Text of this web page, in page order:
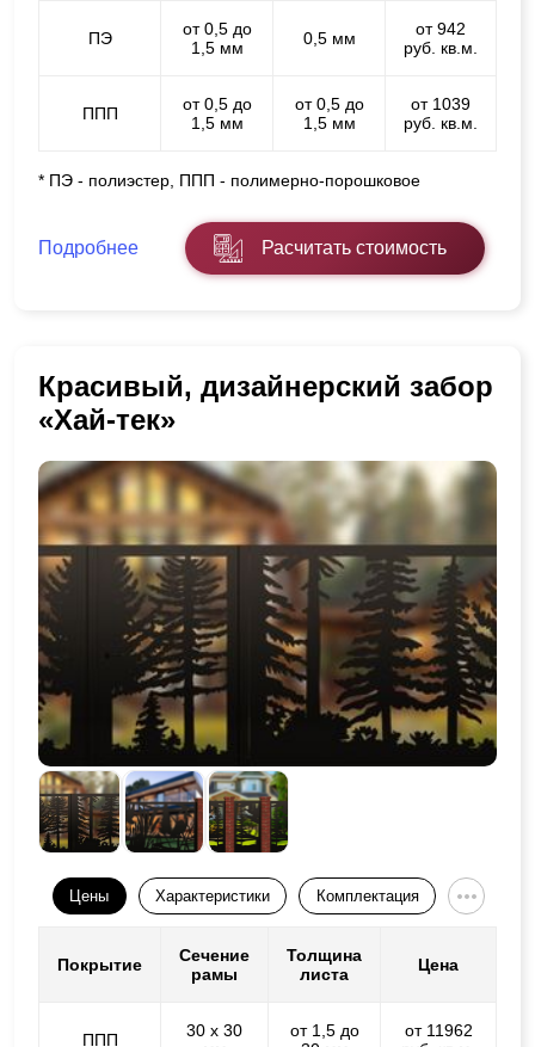
ПЭ
от 0,5 до
1,5 мм
0,5 мм
от 942
руб. кв.м.
ППП
от 0,5 до
1,5 мм
от 0,5 до
1,5 мм
от 1039
руб. кв.м.
* ПЭ - полиэстер, ППП - полимерно-порошковое
Подробнее Расчитать стоимость
Красивый, дизайнерский забор
«Хай-тек»
Цены Характеристики Комплектация
Покрытие
Сечение
рамы
Толщина
листа
Цена
ППП
30 х 30
от 1,5 до
от 11962